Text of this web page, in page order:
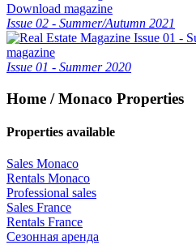
Download magazine
Issue 02 - Summer/Autumn 2021
magazine
Issue 01 - Summer 2020
Home / Monaco Properties
Properties available
Sales Monaco
Rentals Monaco
Professional sales
Sales France
Rentals France
Сезонная аренда